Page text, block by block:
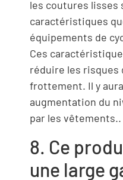
les coutures lisses
caractéristiques
équipements de
Ces
réduire les risques
frottement. Il y
augmentation du
par les vêtements..
8. Ce
une large